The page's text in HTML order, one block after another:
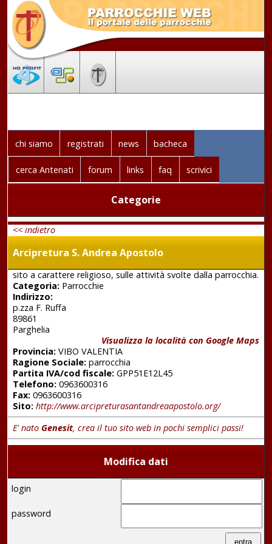
chi siamo registrati news bacheca
cerca Antenati forum links faq scrivici
Categorie
<< indietro
Arcipretura S. Andrea Apostolo
sito a carattere religioso, sulle attività svolte dalla parrocchia.
Categoria:Parrocchie
Indirizzo:
p.zza F. Ruffa
89861
Parghelia
Visualizza la località con Google Maps
Provincia:VIBO VALENTIA
Ragione Sociale:parrocchia
Partita IVA/cod fiscale:GPP51E12L45
Telefono:0963600316
Fax:0963600316
Sito: http://www.arcipreturasantandreaapostolo.org/
E' nato Genesit, crea il tuo sito web in pochi semplici passi!
Modifica dati
login
password